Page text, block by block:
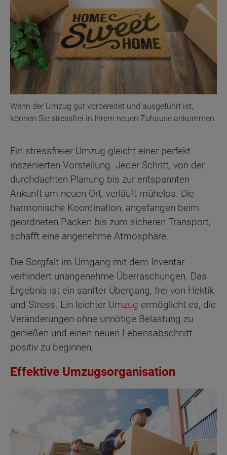
Wenn der Umzug gut vorbereitet und ausgeführt ist,
können Sie stressfrei in Ihrem neuen Zuhause ankommen.
Ein stressfreier Umzug gleicht einer perfekt
inszenierten Vorstellung. Jeder Schritt, von der
durchdachten Planung bis zur entspannten
Ankunft am neuen Ort, verläuft mühelos. Die
harmonische Koordination, angefangen beim
geordneten Packen bis zum sicheren Transport,
schafft eine angenehme Atmosphäre.
Die Sorgfalt im Umgang mit dem Inventar
verhindert unangenehme Überraschungen. Das
Ergebnis ist ein sanfter Übergang, frei von Hektik
und Stress. Ein leichter Umzug ermöglicht es, die
Veränderungen ohne unnötige Belastung zu
genießen und einen neuen Lebensabschnitt
positiv zu beginnen.
Effektive Umzugsorganisation